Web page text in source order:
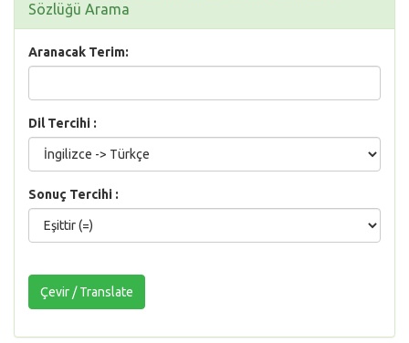
Sözlüğü Arama
Aranacak Terim:
Dil Tercihi :
Sonuç Tercihi :